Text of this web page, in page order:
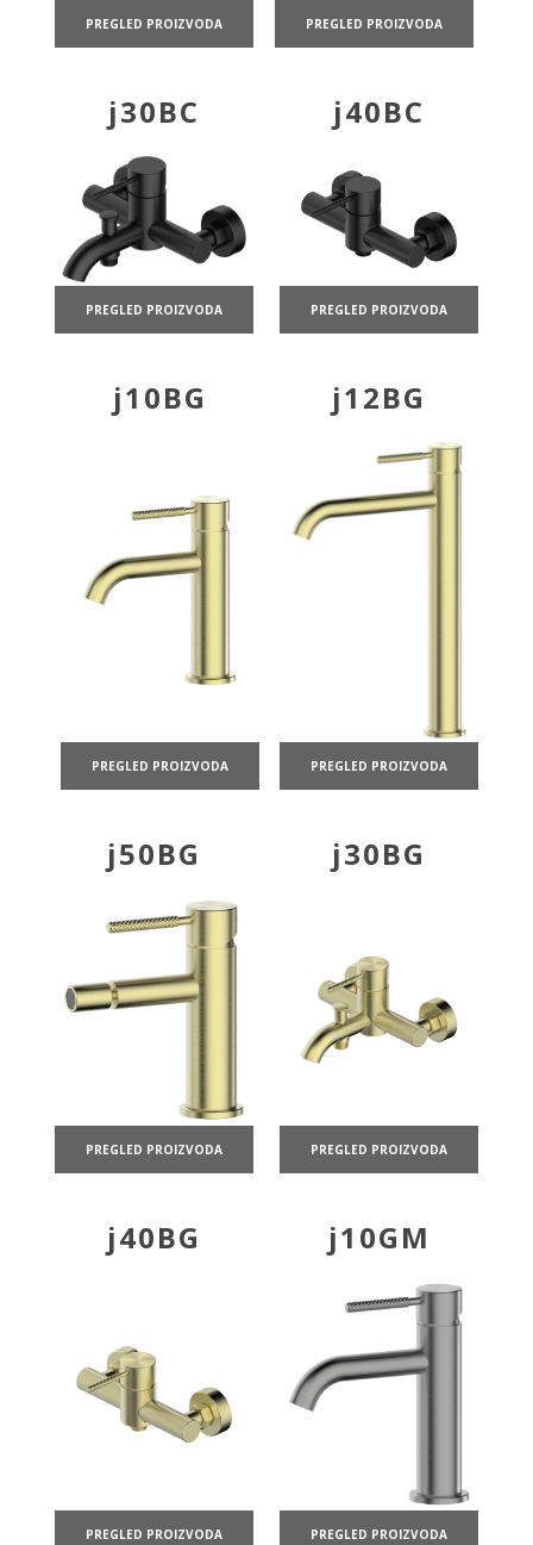
PREGLED PROIZVODA PREGLED PROIZVODA
j30BC
PREGLED PROIZVODA
j40BC
PREGLED PROIZVODA
j10BG
PREGLED PROIZVODA
j12BG
PREGLED PROIZVODA
j50BG
PREGLED PROIZVODA
j30BG
PREGLED PROIZVODA
j40BG
PREGLED PROIZVODA
j10GM
PREGLED PROIZVODA